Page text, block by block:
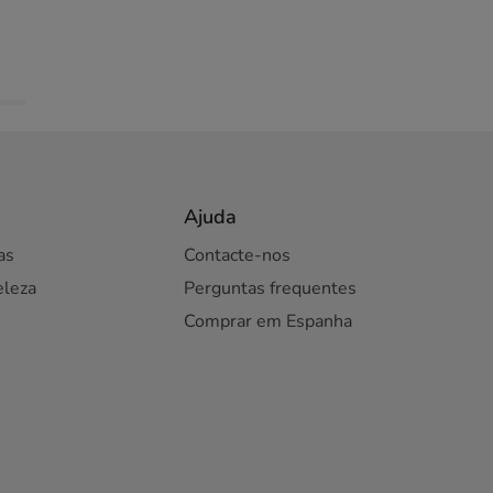
Ajuda
Contacte-nos
Perguntas frequentes
Comprar em Espanha